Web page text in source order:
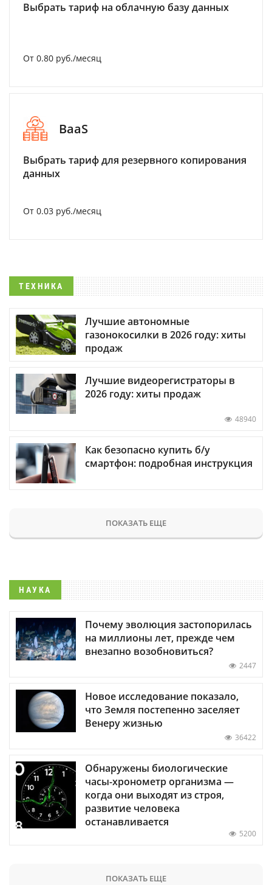
Выбрать тариф на облачную базу данных
От 0.80 руб./месяц
BaaS
Выбрать тариф для резервного копирования
данных
От 0.03 руб./месяц
ТЕХНИКА
Лучшие автономные
газонокосилки в 2026 году: хиты
продаж
Лучшие видеорегистраторы в
2026 году: хиты продаж
48940
Как безопасно купить б/у
смартфон: подробная инструкция
ПОКАЗАТЬ ЕЩЕ
НАУКА
Почему эволюция застопорилась
на миллионы лет, прежде чем
внезапно возобновиться?
2447
Новое исследование показало,
что Земля постепенно заселяет
Венеру жизнью
36422
Обнаружены биологические
часы-хронометр организма —
когда они выходят из строя,
развитие человека
останавливается
5200
ПОКАЗАТЬ ЕЩЕ